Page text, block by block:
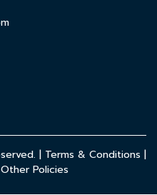
| Terms & Conditions |
Other Policies